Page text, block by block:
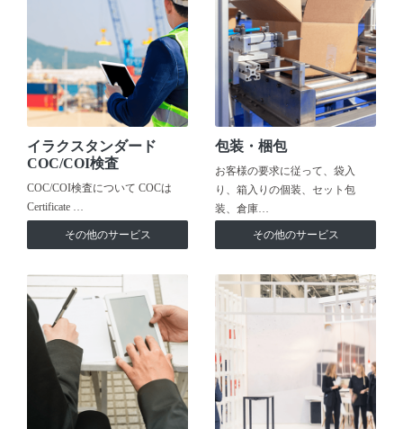
イラクスタンダード
COC/COI検査
COC/COI検査について COCは
Certificate …
その他のサービス
包装・梱包
お客様の要求に従って、袋入
り、箱入りの個装、セット包
装、倉庫…
その他のサービス